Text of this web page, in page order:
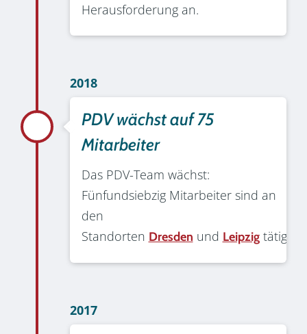
Herausforderung an.
2018
PDV wächst auf 75
Mitarbeiter
Das PDV-Team wächst:
Fünfundsiebzig Mitarbeiter sind an
den
Standorten Dresden und Leipzigtätig
2017